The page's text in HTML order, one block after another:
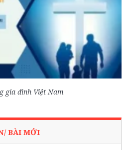
gia đình Việt Nam
BÀI MỚI